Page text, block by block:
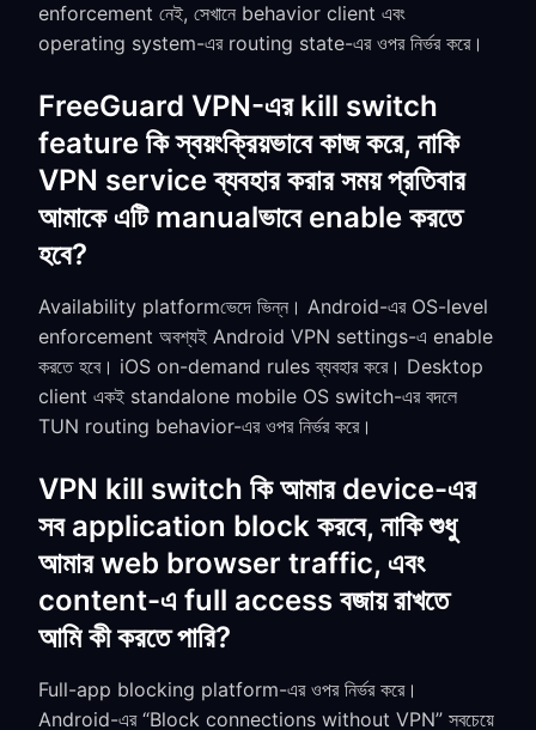
enforcement নেই, সেখানে behavior client এবং
operating system-এর routing state-এর ওপর নির্ভর করে।
FreeGuard VPN-এর kill switch
feature কি স্বয়ংক্রিয়ভাবে কাজ করে, নাকি
VPN service ব্যবহার করার সময় প্রতিবার
আমাকে এটি manualভাবে enable করতে
হবে?
Availability platformভেদে ভিন্ন। Android-এর OS-level
enforcement অবশ্যই Android VPN settings-এ enable
করতে হবে। iOS on-demand rules ব্যবহার করে। Desktop
client একই standalone mobile OS switch-এর বদলে
TUN routing behavior-এর ওপর নির্ভর করে।
VPN kill switch কি আমার device-এর
সব application block করবে, নাকি শুধু
আমার web browser traffic, এবং
content-এ full access বজায় রাখতে
আমি কী করতে পারি?
Full-app blocking platform-এর ওপর নির্ভর করে।
Android-এর “Block connections without VPN” সবচেয়ে